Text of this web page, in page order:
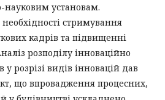
установам.
стримування
кадрів та підвищенні
розподілу інноваційно
розрізі видів інновацій дав
що впровадження процесних,